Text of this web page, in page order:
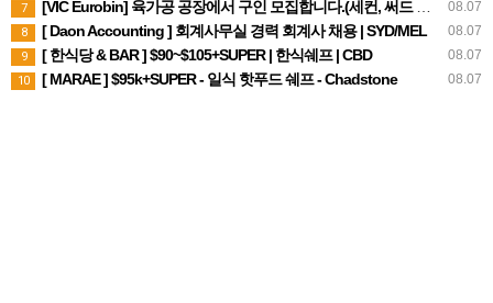
08.07
7 [VIC Eurobin] 육가공 공장에서 구인 모집합니다.(세컨, 써드 비자 가능)
08.07
8 [ Daon Accounting ] 회계사무실 경력 회계사 채용 | SYD/MEL
08.07
9 [ 한식당 & BAR ] $90~$105+SUPER | 한식쉐프 | CBD
08.07
10 [ MARAE ] $95k+SUPER - 일식 핫푸드 쉐프 - Chadstone